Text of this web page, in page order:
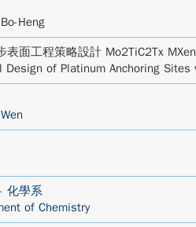
Heng
表面工程策略設計 Mo2TiC2Tx
Design of Platinum Anchoring
化學系
of Chemistry